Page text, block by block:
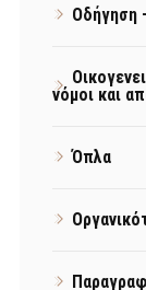
Οδήγηση
νόμοι και
Όπλα